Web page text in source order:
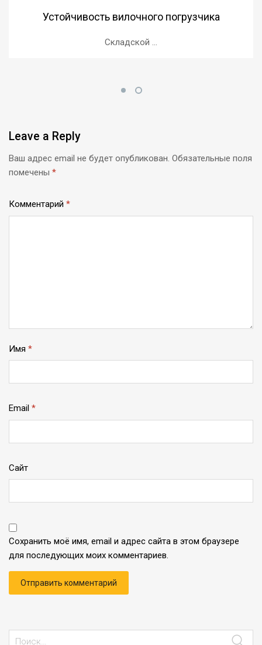
Устойчивость вилочного погрузчика
Складской ...
Leave a Reply
Ваш адрес email не будет опубликован. Обязательные поля
помечены *
Комментарий *
Имя *
Email *
Сайт
Сохранить моё имя, email и адрес сайта в этом браузере
для последующих моих комментариев.